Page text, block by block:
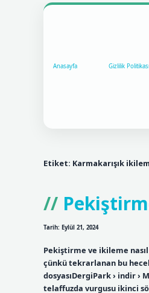
Anasayfa Gizlilik Politikası
Etiket: Karmakarışık
Tarih: Eylül 21, 2024
Pekiştirme ve ikileme
çünkü tekrarlanan bu
dosyasıDergiPark › indir ›
telaffuzda vurgusu ikinci